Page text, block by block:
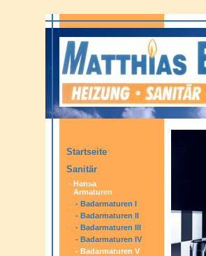
Startseite
Sanitär
- Hansa
Armaturen
- Badarmaturen I
- Badarmaturen II
- Badarmaturen III
- Badarmaturen IV
- Badarmaturen V